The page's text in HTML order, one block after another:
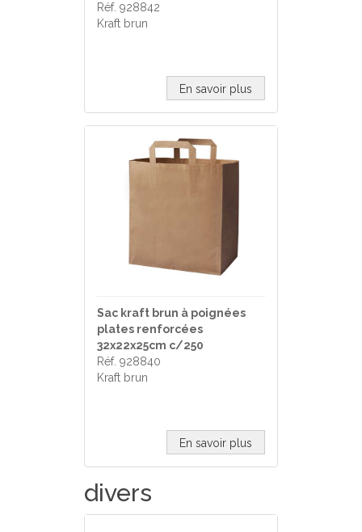
Réf. 928842
Kraft brun
En savoir plus
Sac kraft brun à poignées
plates renforcées
32x22x25cm c/250
Réf. 928840
Kraft brun
En savoir plus
divers